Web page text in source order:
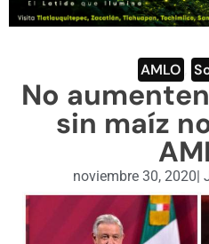
ENGLISH
AMLO
No
sin maíz
noviembre 30, 2020|